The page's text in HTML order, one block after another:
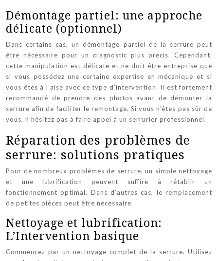
Démontage partiel: une approche
délicate (optionnel)
Dans certains cas, un démontage partiel de la serrure peut
être nécessaire pour un diagnostic plus précis. Cependant,
cette manipulation est délicate et ne doit être entreprise que
si vous possédez une certaine expertise en mécanique et si
vous êtes à l’aise avec ce type d’intervention. Il est fortement
recommandé de prendre des photos avant de démonter la
serrure afin de faciliter le remontage. Si vous n’êtes pas sûr de
vous, n’hésitez pas à faire appel à un serrurier professionnel.
Réparation des problèmes de
serrure: solutions pratiques
Pour de nombreux problèmes de serrure, un simple nettoyage
et une lubrification peuvent suffire à rétablir un
fonctionnement optimal. Dans d’autres cas, le remplacement
de petites pièces peut être nécessaire.
Nettoyage et lubrification:
L’Intervention basique
Commencez par un nettoyage complet de la serrure. Utilisez